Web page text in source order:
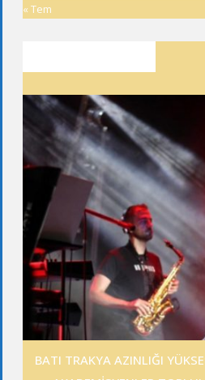
« Tem
BATI TRAKYA AZINLIĞI